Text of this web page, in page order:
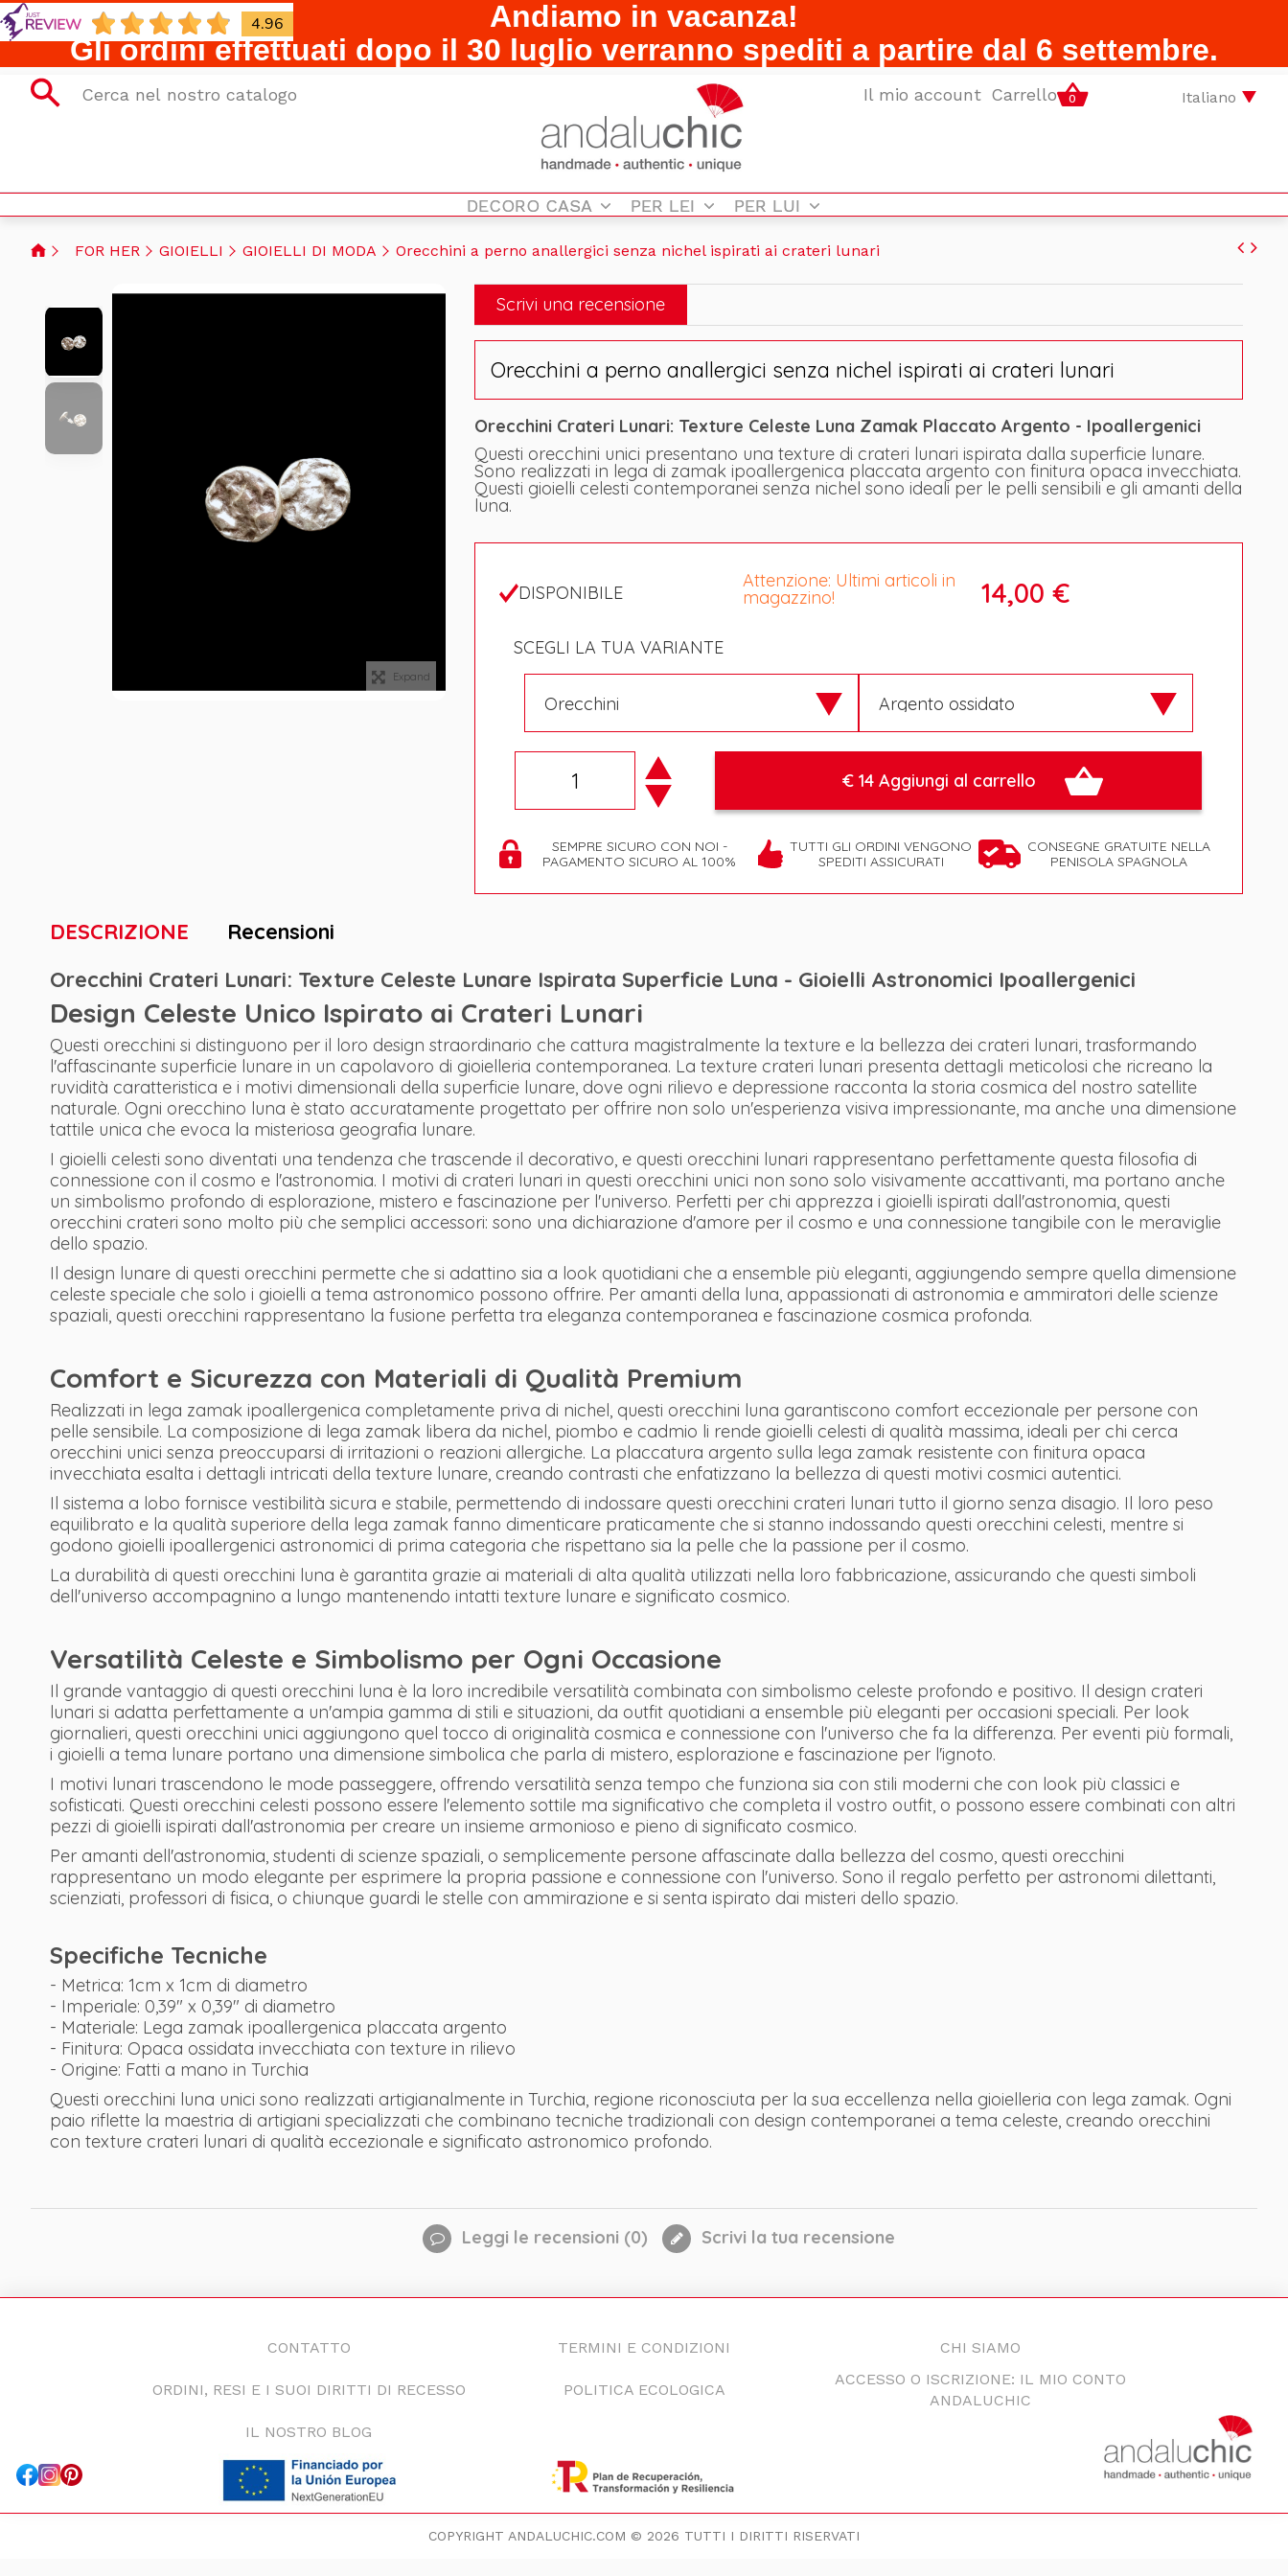
4.96
Andiamo in vacanza!
Gli ordini effettuati dopo il 30 luglio verranno spediti a partire dal 6 settembre.
Italiano
Il mio account Carrello 0
DECORO CASA PER LEI PER LUI
FOR HER GIOIELLI GIOIELLI DI MODA Orecchini a perno anallergici senza nichel ispirati ai crateri lunari
Expand
Scrivi una recensione
Orecchini a perno anallergici senza nichel ispirati ai crateri lunari
Orecchini Crateri Lunari: Texture Celeste Luna Zamak Placcato Argento - Ipoallergenici
Questi orecchini unici presentano una texture di crateri lunari ispirata dalla superficie lunare.
Sono realizzati in lega di zamak ipoallergenica placcata argento con finitura opaca invecchiata.
Questi gioielli celesti contemporanei senza nichel sono ideali per le pelli sensibili e gli amanti della
luna.
DISPONIBILE
Attenzione: Ultimi articoli in
magazzino! 14,00 €
SCEGLI LA TUA VARIANTE
€ 14 Aggiungi al carrello
SEMPRE SICURO CON NOI -
PAGAMENTO SICURO AL 100%
TUTTI GLI ORDINI VENGONO
SPEDITI ASSICURATI
CONSEGNE GRATUITE NELLA
PENISOLA SPAGNOLA
DESCRIZIONE
Recensioni
Orecchini Crateri Lunari: Texture Celeste Lunare Ispirata Superficie Luna - Gioielli Astronomici Ipoallergenici
Design Celeste Unico Ispirato ai Crateri Lunari
Questi orecchini si distinguono per il loro design straordinario che cattura magistralmente la texture e la bellezza dei crateri lunari, trasformando
l'affascinante superficie lunare in un capolavoro di gioielleria contemporanea. La texture crateri lunari presenta dettagli meticolosi che ricreano la
ruvidità caratteristica e i motivi dimensionali della superficie lunare, dove ogni rilievo e depressione racconta la storia cosmica del nostro satellite
naturale. Ogni orecchino luna è stato accuratamente progettato per offrire non solo un'esperienza visiva impressionante, ma anche una dimensione
tattile unica che evoca la misteriosa geografia lunare.
I gioielli celesti sono diventati una tendenza che trascende il decorativo, e questi orecchini lunari rappresentano perfettamente questa filosofia di
connessione con il cosmo e l'astronomia. I motivi di crateri lunari in questi orecchini unici non sono solo visivamente accattivanti, ma portano anche
un simbolismo profondo di esplorazione, mistero e fascinazione per l'universo. Perfetti per chi apprezza i gioielli ispirati dall'astronomia, questi
orecchini crateri sono molto più che semplici accessori: sono una dichiarazione d'amore per il cosmo e una connessione tangibile con le meraviglie
dello spazio.
Il design lunare di questi orecchini permette che si adattino sia a look quotidiani che a ensemble più eleganti, aggiungendo sempre quella dimensione
celeste speciale che solo i gioielli a tema astronomico possono offrire. Per amanti della luna, appassionati di astronomia e ammiratori delle scienze
spaziali, questi orecchini rappresentano la fusione perfetta tra eleganza contemporanea e fascinazione cosmica profonda.
Comfort e Sicurezza con Materiali di Qualità Premium
Realizzati in lega zamak ipoallergenica completamente priva di nichel, questi orecchini luna garantiscono comfort eccezionale per persone con
pelle sensibile. La composizione di lega zamak libera da nichel, piombo e cadmio li rende gioielli celesti di qualità massima, ideali per chi cerca
orecchini unici senza preoccuparsi di irritazioni o reazioni allergiche. La placcatura argento sulla lega zamak resistente con finitura opaca
invecchiata esalta i dettagli intricati della texture lunare, creando contrasti che enfatizzano la bellezza di questi motivi cosmici autentici.
Il sistema a lobo fornisce vestibilità sicura e stabile, permettendo di indossare questi orecchini crateri lunari tutto il giorno senza disagio. Il loro peso
equilibrato e la qualità superiore della lega zamak fanno dimenticare praticamente che si stanno indossando questi orecchini celesti, mentre si
godono gioielli ipoallergenici astronomici di prima categoria che rispettano sia la pelle che la passione per il cosmo.
La durabilità di questi orecchini luna è garantita grazie ai materiali di alta qualità utilizzati nella loro fabbricazione, assicurando che questi simboli
dell'universo accompagnino a lungo mantenendo intatti texture lunare e significato cosmico.
Versatilità Celeste e Simbolismo per Ogni Occasione
Il grande vantaggio di questi orecchini luna è la loro incredibile versatilità combinata con simbolismo celeste profondo e positivo. Il design crateri
lunari si adatta perfettamente a un'ampia gamma di stili e situazioni, da outfit quotidiani a ensemble più eleganti per occasioni speciali. Per look
giornalieri, questi orecchini unici aggiungono quel tocco di originalità cosmica e connessione con l'universo che fa la differenza. Per eventi più formali,
i gioielli a tema lunare portano una dimensione simbolica che parla di mistero, esplorazione e fascinazione per l'ignoto.
I motivi lunari trascendono le mode passeggere, offrendo versatilità senza tempo che funziona sia con stili moderni che con look più classici e
sofisticati. Questi orecchini celesti possono essere l'elemento sottile ma significativo che completa il vostro outfit, o possono essere combinati con altri
pezzi di gioielli ispirati dall'astronomia per creare un insieme armonioso e pieno di significato cosmico.
Per amanti dell'astronomia, studenti di scienze spaziali, o semplicemente persone affascinate dalla bellezza del cosmo, questi orecchini
rappresentano un modo elegante per esprimere la propria passione e connessione con l'universo. Sono il regalo perfetto per astronomi dilettanti,
scienziati, professori di fisica, o chiunque guardi le stelle con ammirazione e si senta ispirato dai misteri dello spazio.
Specifiche Tecniche
- Metrica: 1cm x 1cm di diametro
- Imperiale: 0,39" x 0,39" di diametro
- Materiale: Lega zamak ipoallergenica placcata argento
- Finitura: Opaca ossidata invecchiata con texture in rilievo
- Origine: Fatti a mano in Turchia
Questi orecchini luna unici sono realizzati artigianalmente in Turchia, regione riconosciuta per la sua eccellenza nella gioielleria con lega zamak. Ogni
paio riflette la maestria di artigiani specializzati che combinano tecniche tradizionali con design contemporanei a tema celeste, creando orecchini
con texture crateri lunari di qualità eccezionale e significato astronomico profondo.
Leggi le recensioni (0) Scrivi la tua recensione
CONTATTO TERMINI E CONDIZIONI CHI SIAMO
ORDINI, RESI E I SUOI DIRITTI DI RECESSO POLITICA ECOLOGICA
ACCESSO O ISCRIZIONE: IL MIO CONTO
ANDALUCHIC
IL NOSTRO BLOG
COPYRIGHT ANDALUCHIC.COM © 2026 TUTTI I DIRITTI RISERVATI